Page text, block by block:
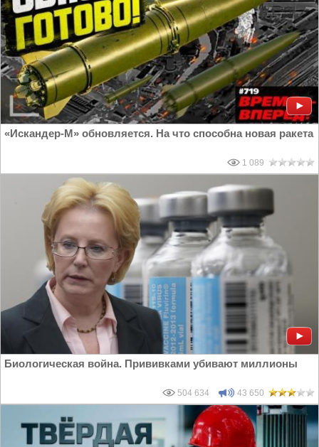
«Искандер-М» обновляется. На что способна новая ракета
1 089
Биологическая война. Прививками убивают миллионы
504 634 43 650